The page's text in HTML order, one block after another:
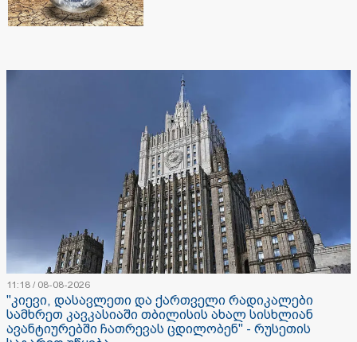
11:18 / 08-08-2026
"კიევი, დასავლეთი და ქართველი რადიკალები
სამხრეთ კავკასიაში თბილისის ახალ სისხლიან
ავანტიურებში ჩათრევას ცდილობენ" - რუსეთის